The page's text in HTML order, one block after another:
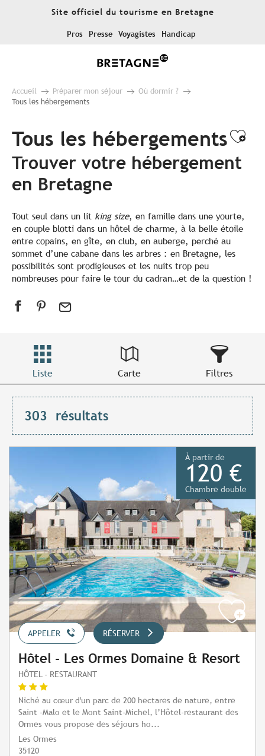
Site officiel du tourisme en Bretagne
Pros Presse Voyagistes Handicap
Accueil Préparer mon séjour
Où dormir ?
Tous les hébergements
Tous les hébergements
Trouver votre hébergement
en Bretagne
Tout seul dans un lit king size, en famille dans une yourte,
en couple blotti dans un hôtel de charme, à la belle étoile
entre copains, en gîte, en club, en auberge, perché au
sommet d’une cabane dans les arbres : en Bretagne, les
possibilités sont prodigieuses et les nuits trop peu
nombreuses pour faire le tour du cadran…et de la question !
Liste Carte Filtres
303 résultats
À partir de
120 €
Chambre double
APPELER RÉSERVER
Hôtel - Les Ormes Domaine & Resort
HÔTEL - RESTAURANT
Niché au cœur d'un parc de 200 hectares de nature, entre
Saint -Malo et le Mont Saint-Michel, l’Hôtel-restaurant des
Ormes vous propose des séjours ho...
Les Ormes
35120